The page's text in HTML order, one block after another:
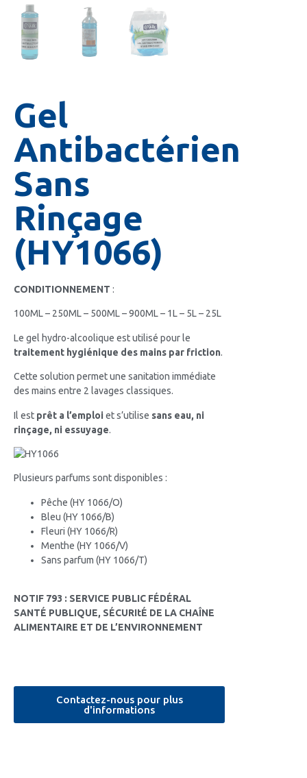
Gel
Antibactérien
Sans
Rinçage
(HY1066)
CONDITIONNEMENT :
100ML – 250ML – 500ML – 900ML – 1L – 5L – 25L
Le gel hydro-alcoolique est utilisé pour le
traitement hygiénique des mains par friction.
Cette solution permet une sanitation immédiate
des mains entre 2 lavages classiques.
Il est prêt a l’emploi et s’utilise sans eau, ni
rinçage, ni essuyage.
Plusieurs parfums sont disponibles :
Pêche (HY 1066/O)
Bleu (HY 1066/B)
Fleuri (HY 1066/R)
Menthe (HY 1066/V)
Sans parfum (HY 1066/T)
NOTIF 793 : SERVICE PUBLIC FÉDÉRAL
SANTÉ PUBLIQUE, SÉCURItÉ DE LA CHAÎNE
ALIMENTAIRE ET DE L’ENVIRONNEMENT
Contactez-nous pour plus
d'informations